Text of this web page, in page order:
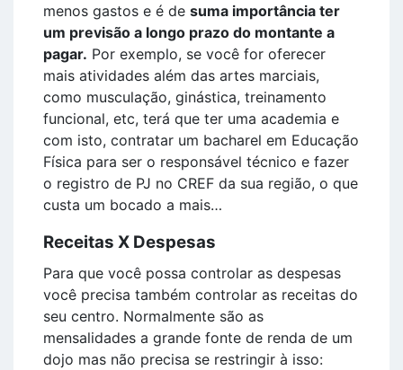
menos gastos e é de suma importância ter
um previsão a longo prazo do montante a
pagar. Por exemplo, se você for oferecer
mais atividades além das artes marciais,
como musculação, ginástica, treinamento
funcional, etc, terá que ter uma academia e
com isto, contratar um bacharel em Educação
Física para ser o responsável técnico e fazer
o registro de PJ no CREF da sua região, o que
custa um bocado a mais…
Receitas X Despesas
Para que você possa controlar as despesas
você precisa também controlar as receitas do
seu centro. Normalmente são as
mensalidades a grande fonte de renda de um
dojo mas não precisa se restringir à isso: